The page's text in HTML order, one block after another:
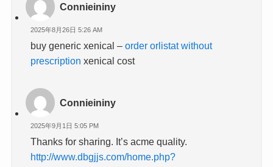
Connieininy
2025年8月26日 5:26 AM
buy generic xenical –order orlistat without
prescription xenical cost
Connieininy
2025年9月1日 5:05 PM
Thanks for sharing. It’s acme quality.
http://www.dbgjjs.com/home.php?